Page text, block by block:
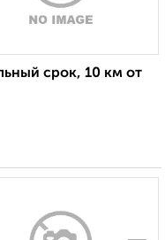
срок, 10 км от